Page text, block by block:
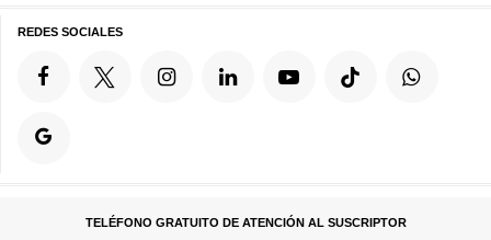
REDES SOCIALES
TELÉFONO GRATUITO DE ATENCIÓN AL SUSCRIPTOR